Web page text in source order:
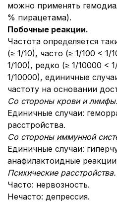
можно применять
% пирацетама).
Побочные реакции.
Частота определяется
(≥ 1/10), часто (≥ 1/100 < 1/
1/100), редко (≥ 1/10000 <
1/10000), единичные
частоту на основании
Со стороны крови и лимфы.
Единичные случаи:
расстройства.
Со стороны иммунной
Единичные случаи:
анафилактоидные
Психические расстройства.
Часто: нервозность.
Нечасто: депрессия.